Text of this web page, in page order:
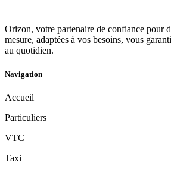
Orizon, votre partenaire de confiance pour
mesure, adaptées à vos besoins, vous
au quotidien.
Navigation
Accueil
Particuliers
VTC
Taxi